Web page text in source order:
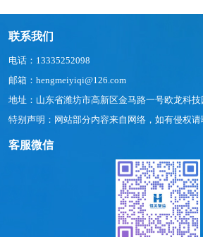
联系我们
电话：13335252098
邮箱：hengmeiyiqi@126.com
地址：山东省潍坊市高新区金马路一号欧龙科技
特别声明：网站部分内容来自网络，如有侵权请
客服微信